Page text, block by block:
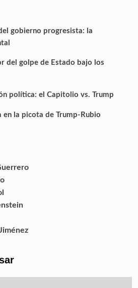
gobierno progresista: la
del golpe de Estado bajo los
política: el Capitolio vs. Trump
en la picota de Trump-Rubio